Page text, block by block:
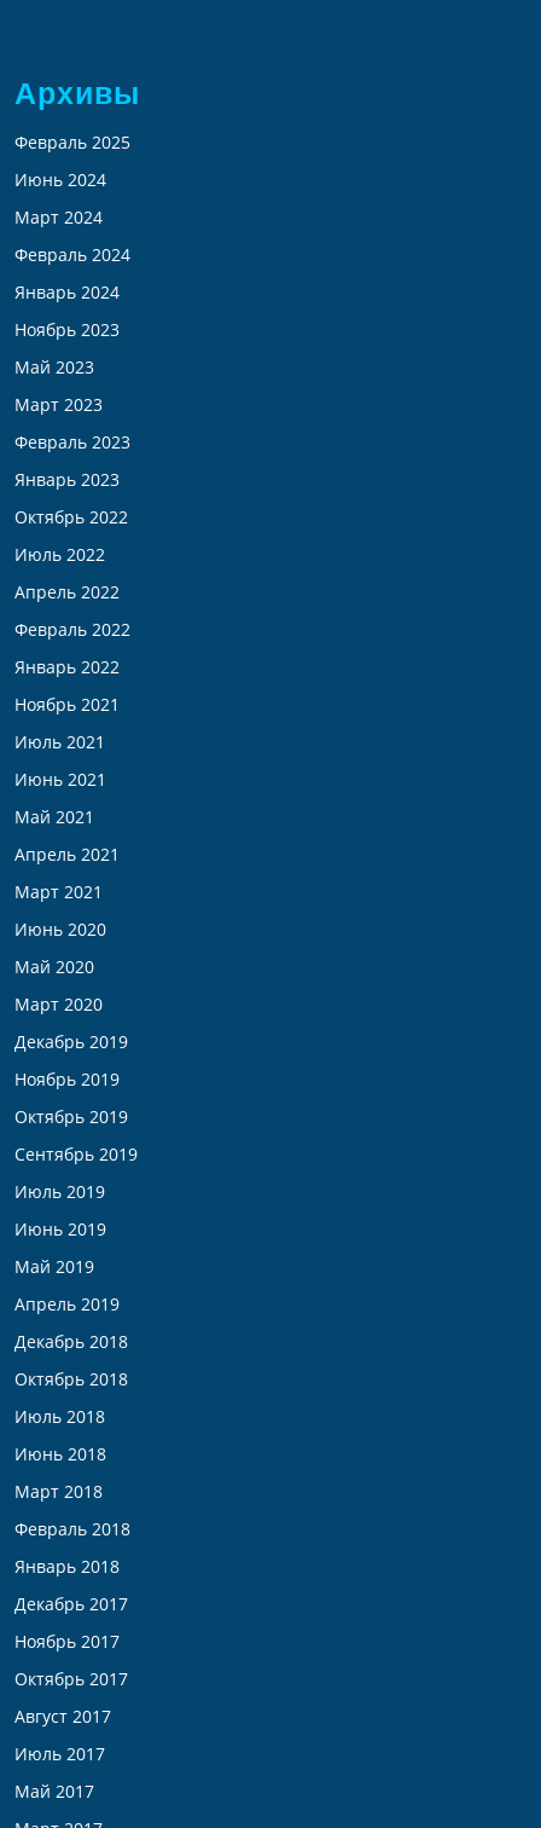
Архивы
Февраль 2025
Июнь 2024
Март 2024
Февраль 2024
Январь 2024
Ноябрь 2023
Май 2023
Март 2023
Февраль 2023
Январь 2023
Октябрь 2022
Июль 2022
Апрель 2022
Февраль 2022
Январь 2022
Ноябрь 2021
Июль 2021
Июнь 2021
Май 2021
Апрель 2021
Март 2021
Июнь 2020
Май 2020
Март 2020
Декабрь 2019
Ноябрь 2019
Октябрь 2019
Сентябрь 2019
Июль 2019
Июнь 2019
Май 2019
Апрель 2019
Декабрь 2018
Октябрь 2018
Июль 2018
Июнь 2018
Март 2018
Февраль 2018
Январь 2018
Декабрь 2017
Ноябрь 2017
Октябрь 2017
Август 2017
Июль 2017
Май 2017